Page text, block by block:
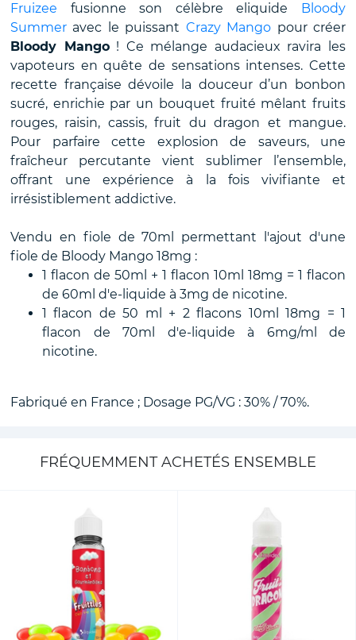
Fruizee fusionne son célèbre eliquide Bloody
Summer avec le puissant Crazy Mango pour créer
Bloody Mango! Ce mélange audacieux ravira les
vapoteurs en quête de sensations intenses. Cette
recette française dévoile la douceur d’un bonbon
sucré, enrichie par un bouquet fruité mêlant fruits
rouges, raisin, cassis, fruit du dragon et mangue.
Pour parfaire cette explosion de saveurs, une
fraîcheur percutante vient sublimer l’ensemble,
offrant une expérience à la fois vivifiante et
irrésistiblement addictive.
Vendu en fiole de 70ml permettant l'ajout d'une
fiole de Bloody Mango 18mg :
1 flacon de 50ml + 1 flacon 10ml 18mg = 1 flacon
de 60ml d'e-liquide à 3mg de nicotine.
1 flacon de 50 ml + 2 flacons 10ml 18mg = 1
flacon de 70ml d'e-liquide à 6mg/ml de
nicotine.
Fabriqué en France ; Dosage PG/VG : 30% / 70%.
FRÉQUEMMENT ACHETÉS ENSEMBLE